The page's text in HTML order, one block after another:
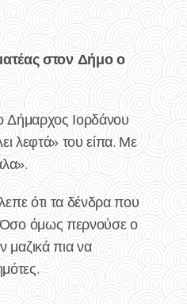
στον Δήμο ο
Δήμαρχος Ιορδάνου
λεφτά» του είπα. Με
ότι τα δένδρα που
Όσο όμως περνούσε ο
μαζικά πια να